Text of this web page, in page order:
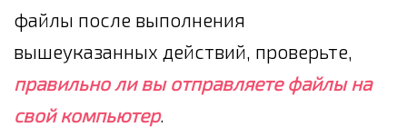
файлы после выполнения
вышеуказанных действий, проверьте,
правильно ли вы отправляете файлы на
свой компьютер.